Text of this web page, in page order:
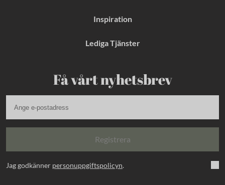
Inspiration
Lediga Tjänster
Få vårt nyhetsbrev
Registrera
Jag godkänner personuppgiftspolicyn.